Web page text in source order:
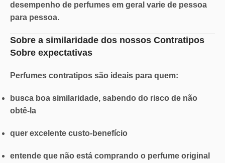
desempenho de perfumes em geral varie de pessoa
para pessoa.
Sobre a similaridade dos nossos Contratipos
Sobre expectativas
Perfumes contratipos são ideais para quem:
busca boa similaridade, sabendo do risco de não
obtê-la
quer excelente custo-benefício
entende que não está comprando o perfume original